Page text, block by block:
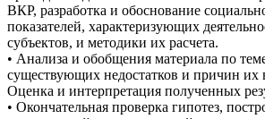
ВКР, разработка и обоснование
показателей, характеризующих
субъектов, и методики их расчета.
• Анализа и обобщения материала по
существующих недостатков и причин их
Оценка и интерпретация полученных
• Окончательная проверка гипотез,